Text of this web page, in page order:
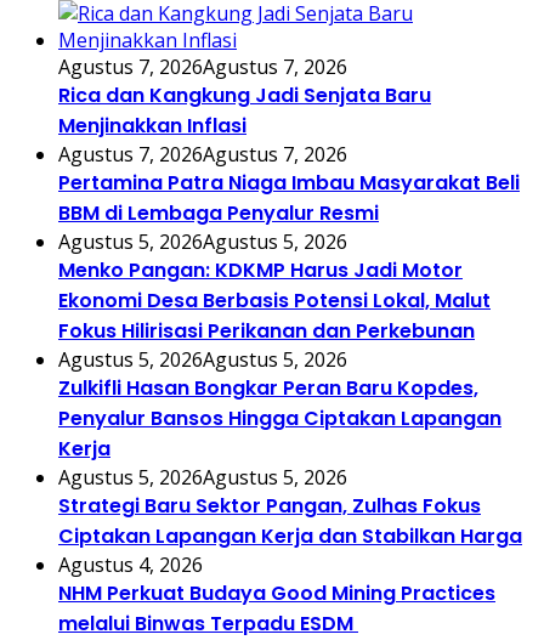
Agustus 7, 2026Agustus 7, 2026
Rica dan Kangkung Jadi Senjata Baru
Menjinakkan Inflasi
Agustus 7, 2026Agustus 7, 2026
Pertamina Patra Niaga Imbau Masyarakat Beli
BBM di Lembaga Penyalur Resmi
Agustus 5, 2026Agustus 5, 2026
Menko Pangan: KDKMP Harus Jadi Motor
Ekonomi Desa Berbasis Potensi Lokal, Malut
Fokus Hilirisasi Perikanan dan Perkebunan
Agustus 5, 2026Agustus 5, 2026
Zulkifli Hasan Bongkar Peran Baru Kopdes,
Penyalur Bansos Hingga Ciptakan Lapangan
Kerja
Agustus 5, 2026Agustus 5, 2026
Strategi Baru Sektor Pangan, Zulhas Fokus
Ciptakan Lapangan Kerja dan Stabilkan Harga
Agustus 4, 2026
NHM Perkuat Budaya Good Mining Practices
melalui Binwas Terpadu ESDM